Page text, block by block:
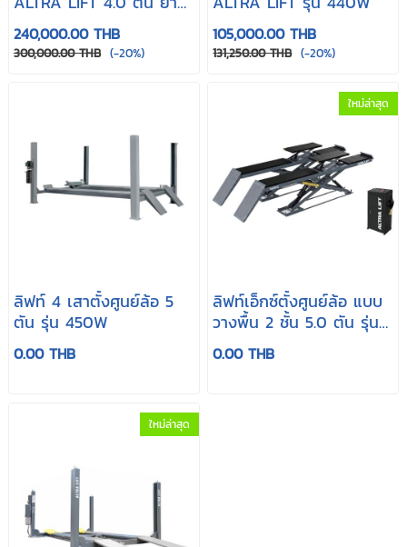
4.8 เมตร
240,000.00 THB
300,000.00 THB (-20%)
105,000.00 THB
131,250.00 THB (-20%)
ลิฟท์ 4 เสาตั้งศูนย์ล้อ 5
ตัน รุ่น 450W
0.00 THB
ใหม่ล่าสุด
ลิฟท์เอ็กซ์ตั้งศูนย์ล้อ แบบ
วางพื้น 2 ชั้น 5.0 ตัน รุ่น
50CF
0.00 THB
ใหม่ล่าสุด